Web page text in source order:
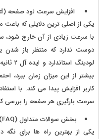
افزایش سرعت لود صفحه (Page Speed)
یکی از اصلی ترین دلایلی که
با سرعت زیادی از آن خارج
دوست ندارد که منتظر باز
بیشتر از این میزان زمان
سرعت بارگیری هر صفحه را بررسی
بخش سوالات متداول (FAQ)
یکی از بهترین راه ها برای